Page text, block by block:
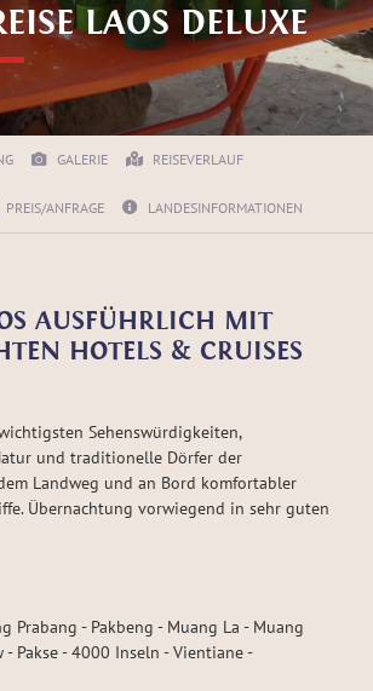
LAOS DELUXE
GALERIE REISEVERLAUF
PREIS/ANFRAGE LANDESINFORMATIONEN
AUSFÜHRLICH MIT
HOTELS & CRUISES
Sehenswürdigkeiten,
und traditionelle Dörfer der
Landweg und an Bord komfortabler
Übernachtung vorwiegend in sehr guten
Prabang - Pakbeng - Muang La - Muang
Pakse - 4000 Inseln - Vientiane -